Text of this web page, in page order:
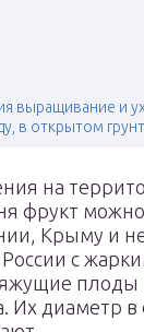
выращивание и
в открытом
на
фрукт
Крыму и
России с
плоды
Их диаметр